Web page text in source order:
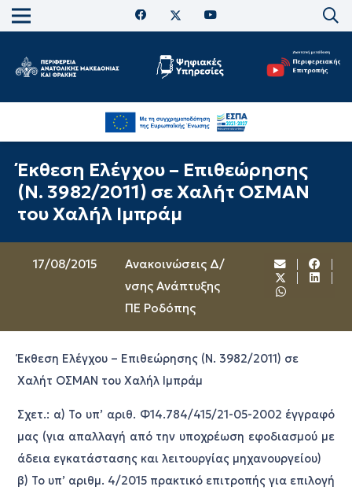
Έκθεση Ελέγχου – Επιθεώρησης
(Ν. 3982/2011) σε Χαλήτ ΟΣΜΑΝ
του Χαλήλ Ιμπράμ
17/08/2015
Ανακοινώσεις Δ/
νσης Ανάπτυξης
ΠΕ Ροδόπης
Έκθεση Ελέγχου – Επιθεώρησης (Ν. 3982/2011) σε
Χαλήτ ΟΣΜΑΝ του Χαλήλ Ιμπράμ
Σχετ.: α) Το υπ’ αριθ. Φ14.784/415/21-05-2002 έγγραφό
μας (για απαλλαγή από την υποχρέωση εφοδιασμού με
άδεια εγκατάστασης και λειτουργίας μηχανουργείου)
β) Το υπ’ αριθμ. 4/2015 πρακτικό επιτροπής για επιλογή